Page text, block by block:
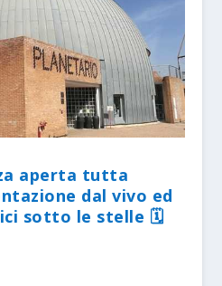
aperta tutta
dal vivo ed
sotto le stelle 🗓